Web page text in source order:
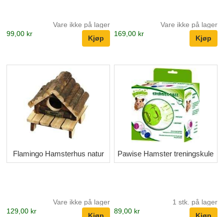
Vare ikke på lager
99,00 kr
Vare ikke på lager
169,00 kr
Flamingo Hamsterhus natur
Vare ikke på lager
129,00 kr
Pawise Hamster treningskule
1 stk. på lager
89,00 kr